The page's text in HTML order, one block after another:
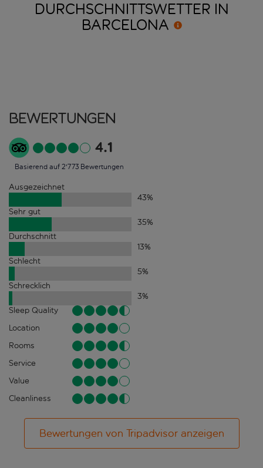
DURCHSCHNITTSWETTER IN
BARCELONA
Bewertungen
4.1
Basierend auf 2'773 Bewertungen
Ausgezeichnet
43%
Sehr gut
35%
Durchschnitt
13%
Schlecht
5%
Schrecklich
3%
Sleep Quality
Location
Rooms
Service
Value
Cleanliness
Bewertungen von Tripadvisor anzeigen